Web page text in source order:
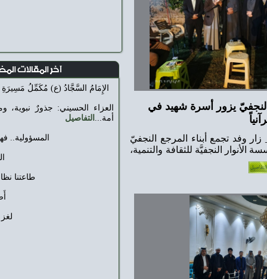
شهيد في
المرجع النجفيّ
والتنمية،
آخر المقالات المضافه
الإِمَامُ السَّجَّادُ (ع) مُكَمِّلُ مَسِيرَةِ الطَّفُوفِ...التفاصيل
العزاء الحسيني: جذورٌ نبوية، ومسيرةُ أئمة، وهويةُ
المسؤولية.. فهمٌ مقارن...التفاصيل
التفاصيل
التفاصيل